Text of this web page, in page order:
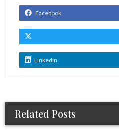
Facebook
Linkedin
Related Posts